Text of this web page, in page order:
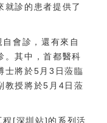
就診的患者提供了
會診，還有來自
。其中，首都醫科
士將於5月3日蒞臨
教授將於5月4日蒞
程[深圳站]的系列活